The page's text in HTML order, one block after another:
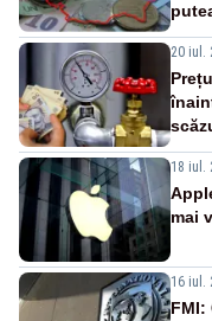
20 iul.
18 iul.
mai
16 iul.